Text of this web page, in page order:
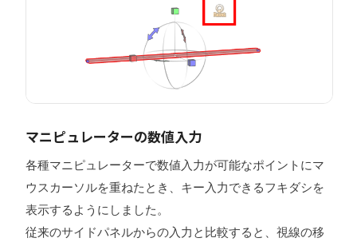
マニピュレーターの数値入力
各種マニピュレーターで数値入力が可能なポイントにマ
ウスカーソルを重ねたとき、キー入力できるフキダシを
表示するようにしました。
従来のサイドパネルからの入力と比較すると、視線の移